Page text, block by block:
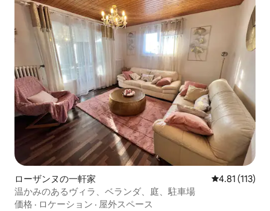
ローザンヌの一軒家 レビュー113
4.81 (113)
温かみのあるヴィラ、ベランダ、庭、駐車場
価格 · ロケーション · 屋外スペース